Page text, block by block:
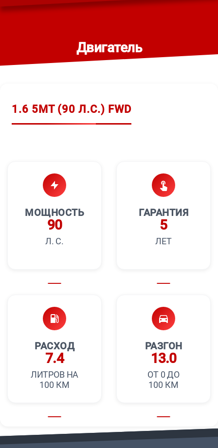
Двигатель
1.6 5МТ (90 Л.С.) FWD
МОЩНОСТЬ
90
Л. С.
ГАРАНТИЯ
5
ЛЕТ
РАСХОД
7.4
ЛИТРОВ НА
100 КМ
РАЗГОН
13.0
ОТ 0 ДО
100 КМ